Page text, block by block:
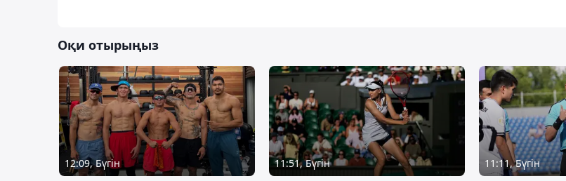
Оқи отырыңыз
12:09, Бүгін 11:51, Бүгін 11:11, Бүгін